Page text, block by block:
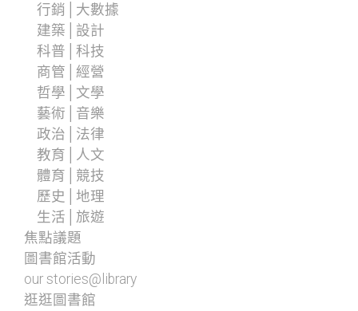
行銷│大數據
建築│設計
科普│科技
商管│經營
哲學│文學
藝術│音樂
政治│法律
教育│人文
體育│競技
歷史│地理
生活│旅遊
焦點議題
圖書館活動
our stories@library
逛逛圖書館